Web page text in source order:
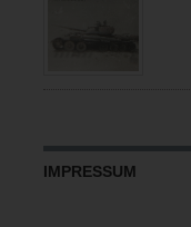
IMPRESSUM